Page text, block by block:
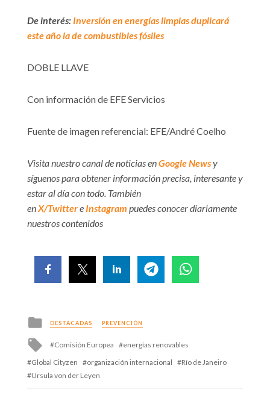
De interés: Inversión en energías limpias duplicará
este año la de combustibles fósiles
DOBLE LLAVE
Con información de EFE Servicios
Fuente de imagen referencial: EFE/André Coelho
Visita nuestro canal de noticias enGoogle Newsy
síguenos para obtener información precisa, interesante y
estar al día con todo. También
enX/Twittere Instagram puedes conocer diariamente
nuestros contenidos
Posted
in
DESTACADAS PREVENCIÓN
Tagged
Comisión Europea
energías renovables
Global Cityzen
organización internacional
Río de Janeiro
Ursula von der Leyen